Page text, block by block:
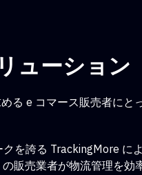
ューション
る e コマース販売者にと
を誇る TrackingMore
販売業者が物流管理を